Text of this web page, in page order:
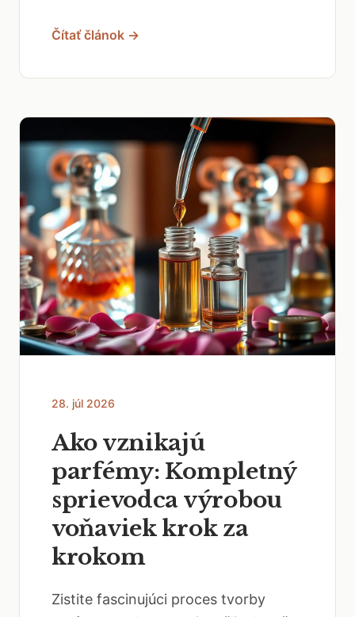
Čítať článok →
28. júl 2026
Ako vznikajú
parfémy: Kompletný
sprievodca výrobou
voňaviek krok za
krokom
Zistite fascinujúci proces tvorby